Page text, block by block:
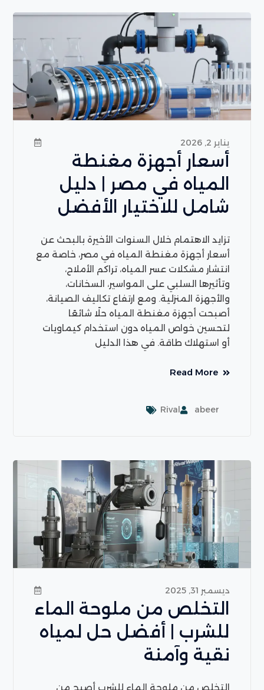
يناير 2, 2026
أسعار أجهزة مغنطة
المياه في مصر | دليل
شامل للاختيار الأفضل
تزايد الاهتمام خلال السنوات الأخيرة بالبحث عن
أسعار أجهزة مغنطة المياه في مصر، خاصة مع
انتشار مشكلات عسر المياه، تراكم الأملاح،
وتأثيرها السلبي على المواسير، السخانات،
والأجهزة المنزلية. ومع ارتفاع تكاليف الصيانة،
أصبحت أجهزة مغنطة المياه حلًا شائعًا
لتحسين خواص المياه دون استخدام كيماويات
أو استهلاك طاقة. في هذا الدليل
Read More
abeer
Rival
ديسمبر 31, 2025
التخلص من ملوحة الماء
للشرب | أفضل حل لمياه
نقية وآمنة
التخلص من ملوحة الماء للشرب أصبح من